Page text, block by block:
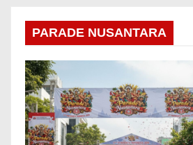
PARADE NUSANTARA